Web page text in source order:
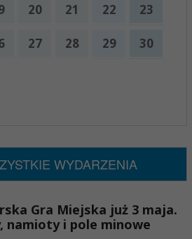
20 21 22 23
27 28 29 30
WYDARZENIA
Gra Miejska już 3 maja.
namioty i pole minowe